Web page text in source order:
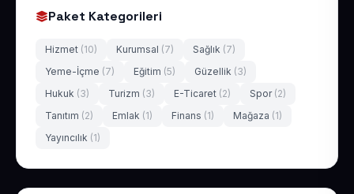
Paket Kategorileri
Hizmet (10) Kurumsal (7) Sağlık (7)
Yeme-İçme (7) Eğitim (5) Güzellik (3)
Hukuk (3) Turizm (3) E-Ticaret (2) Spor (2)
Tanıtım (2) Emlak (1) Finans (1) Mağaza (1)
Yayıncılık (1)